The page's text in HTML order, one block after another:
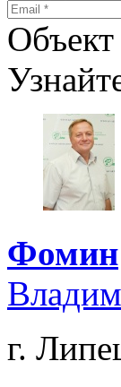
Объект
Фомин
г.